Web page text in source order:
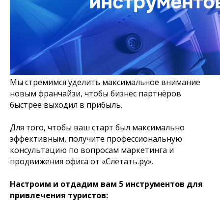
Мы стремимся уделить максимальное внимание
новым франчайзи, чтобы бизнес партнёров
быстрее выходил в прибыль.
Для того, чтобы ваш старт был максимально
эффективным, получите профессиональную
консультацию по вопросам маркетинга и
продвижения офиса от «Слетать.ру».
Настроим и отдадим вам 5 инструментов для
привлечения туристов: